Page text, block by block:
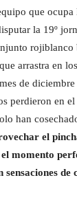
que
la 19º
rojiblanco
arrastra en
de diciembre
perdieron en el
han
el
el momento
sensaciones